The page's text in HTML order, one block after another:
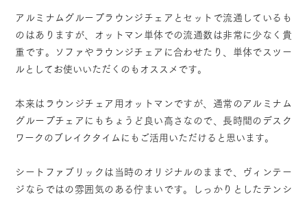
アルミナムグループラウンジチェアとセットで流通しているも
のはありますが、オットマン単体での流通数は非常に少なく貴
重です。ソファやラウンジチェアに合わせたり、単体でスツー
ルとしてお使いいただくのもオススメです。
本来はラウンジチェア用オットマンですが、通常のアルミナム
グループチェアにもちょうど良い高さなので、長時間のデスク
ワークのブレイクタイムにもご活用いただけると思います。
シートファブリックは当時のオリジナルのままで、ヴィンテー
ジならではの雰囲気のある佇まいです。しっかりとしたテンシ